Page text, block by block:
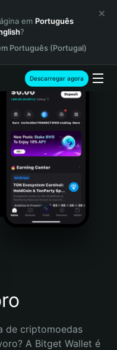
em Português
?
Português (Portugal)
Descarregar agora
de criptomoedas
A Bitget Wallet é